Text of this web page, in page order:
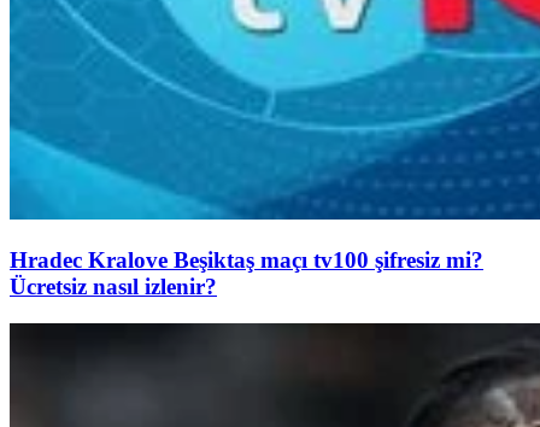
Hradec Kralove Beşiktaş maçı tv100 şifresiz mi?
Ücretsiz nasıl izlenir?